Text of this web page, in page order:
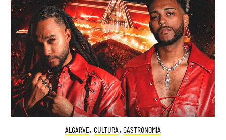
ALGARVE, CULTURA , GASTRONOMIA